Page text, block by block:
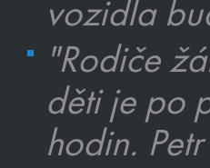
vozidla
"Rodiče
děti je po
hodin.